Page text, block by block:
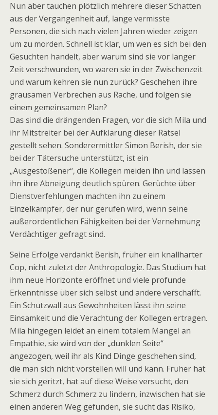
Nun aber tauchen plötzlich mehrere dieser Schatten
aus der Vergangenheit auf, lange vermisste
Personen, die sich nach vielen Jahren wieder zeigen
um zu morden. Schnell ist klar, um wen es sich bei den
Gesuchten handelt, aber warum sind sie vor langer
Zeit verschwunden, wo waren sie in der Zwischenzeit
und warum kehren sie nun zurück? Geschehen ihre
grausamen Verbrechen aus Rache, und folgen sie
einem gemeinsamen Plan?
Das sind die drängenden Fragen, vor die sich Mila und
ihr Mitstreiter bei der Aufklärung dieser Rätsel
gestellt sehen. Sonderermittler Simon Berish, der sie
bei der Tätersuche unterstützt, ist ein
„Ausgestoßener“, die Kollegen meiden ihn und lassen
ihn ihre Abneigung deutlich spüren. Gerüchte über
Dienstverfehlungen machten ihn zu einem
Einzelkämpfer, der nur gerufen wird, wenn seine
außerordentlichen Fähigkeiten bei der Vernehmung
Verdächtiger gefragt sind.
Seine Erfolge verdankt Berish, früher ein knallharter
Cop, nicht zuletzt der Anthropologie. Das Studium hat
ihm neue Horizonte eröffnet und viele profunde
Erkenntnisse über sich selbst und andere verschafft.
Ein Schutzwall aus Gewohnheiten lässt ihn seine
Einsamkeit und die Verachtung der Kollegen ertragen.
Mila hingegen leidet an einem totalem Mangel an
Empathie, sie wird von der „dunklen Seite“
angezogen, weil ihr als Kind Dinge geschehen sind,
die man sich nicht vorstellen will und kann. Früher hat
sie sich geritzt, hat auf diese Weise versucht, den
Schmerz durch Schmerz zu lindern, inzwischen hat sie
einen anderen Weg gefunden, sie sucht das Risiko,